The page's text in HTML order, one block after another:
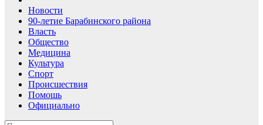
Новости
90-летие Барабинского района
Власть
Общество
Медицина
Культура
Спорт
Происшествия
Помошь
Официально